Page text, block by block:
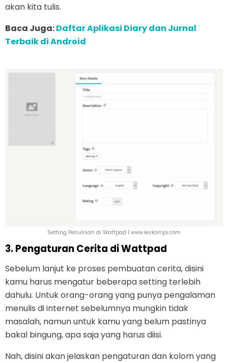
akan kita tulis.
Baca Juga:Daftar Aplikasi Diary dan Jurnal
Terbaik di Android
Setting Penulisan di Wattpad | www.leskompi.com
3. Pengaturan Cerita di Wattpad
Sebelum lanjut ke proses pembuatan cerita, disini
kamu harus mengatur beberapa setting terlebih
dahulu. Untuk orang-orang yang punya pengalaman
menulis di internet sebelumnya mungkin tidak
masalah, namun untuk kamu yang belum pastinya
bakal bingung, apa saja yang harus diisi.
Nah, disini akan jelaskan pengaturan dan kolom yang